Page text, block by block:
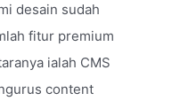
desain sudah
fitur premium
ialah CMS
content